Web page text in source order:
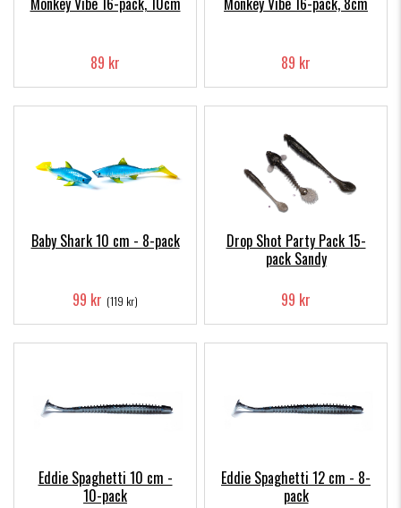
89 kr 89 kr
Baby Shark 10 cm - 8-pack
99 kr (119 kr)
Drop Shot Party Pack 15-
pack Sandy
99 kr
Eddie Spaghetti 10 cm -
10-pack
Eddie Spaghetti 12 cm - 8-
pack